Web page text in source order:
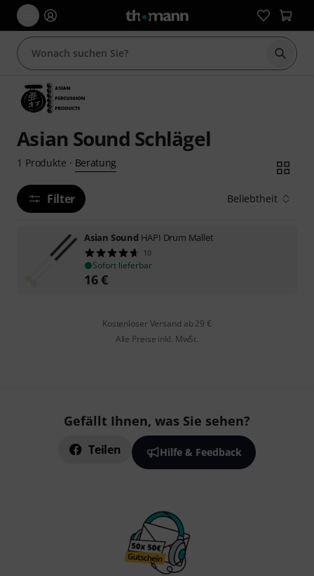
Suche
Asian Sound Schlägel
1 Produkte · Beratung
Filter Beliebtheit
Asian Sound HAPI Drum Mallet
10
Sofort lieferbar
16€
Kostenloser Versand ab 29 €
Alle Preise inkl. MwSt.
Gefällt Ihnen, was Sie sehen?
Teilen Hilfe & Feedback